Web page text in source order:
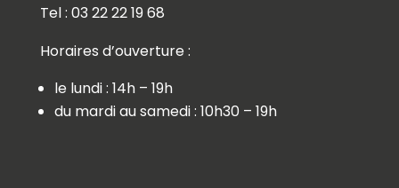
Tel : 03 22 22 19 68
Horaires d’ouverture :
le lundi : 14h – 19h
du mardi au samedi : 10h30 – 19h